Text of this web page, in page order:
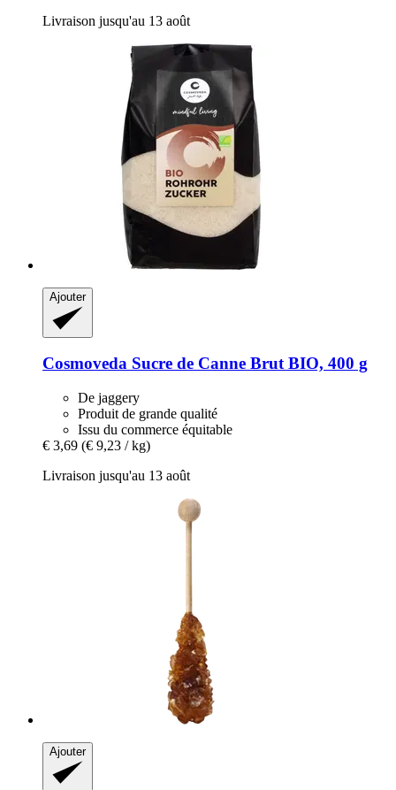
Livraison jusqu'au 13 août
Ajouter
Cosmoveda Sucre de Canne Brut BIO, 400 g
De jaggery
Produit de grande qualité
Issu du commerce équitable
€ 3,69 (€ 9,23 / kg)
Livraison jusqu'au 13 août
Ajouter